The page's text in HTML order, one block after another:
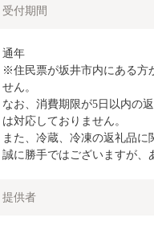
受付期間
通年
※住民票が坂井市内にある方
せん。
なお、消費期限が5日以内の
は対応しておりません。
また、冷蔵、冷凍の返礼品に
誠に勝手ではございますが、
提供者